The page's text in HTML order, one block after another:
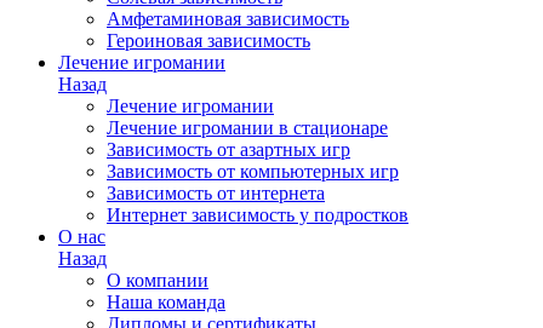
Амфетаминовая зависимость
Героиновая зависимость
Лечение игромании
Назад
Лечение игромании
Лечение игромании в стационаре
Зависимость от азартных игр
Зависимость от компьютерных игр
Зависимость от интернета
Интернет зависимость у подростков
О нас
Назад
О компании
Наша команда
Дипломы и сертификаты